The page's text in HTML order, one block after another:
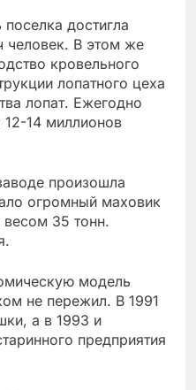
достигла
человек. В этом же
кровельного
лопатного цеха
лопат. Ежегодно
12-14 миллионов
произошла
огромный маховик
35 тонн.
модель
не пережил. В 1991
а в 1993 и
предприятия